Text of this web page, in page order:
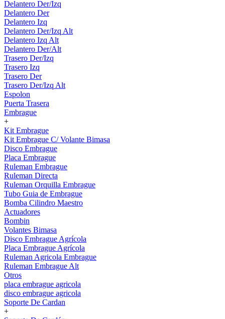
Delantero Der/Izq
Delantero Der
Delantero Izq
Delantero Der/Izq Alt
Delantero Izq Alt
Delantero Der/Alt
Trasero Der/Izq
Trasero Izq
Trasero Der
Trasero Der/Izq Alt
Espolon
Puerta Trasera
Embrague
+
Kit Embrague
Kit Embrague C/ Volante Bimasa
Disco Embrague
Placa Embrague
Ruleman Embrague
Ruleman Directa
Ruleman Orquilla Embrague
Tubo Guia de Embrague
Bomba Cilindro Maestro
Actuadores
Bombin
Volantes Bimasa
Disco Embrague Agrícola
Placa Embrague Agrícola
Ruleman Agricola Embrague
Ruleman Embrague Alt
Otros
placa embrague agricola
disco embrague agricola
Soporte De Cardan
+